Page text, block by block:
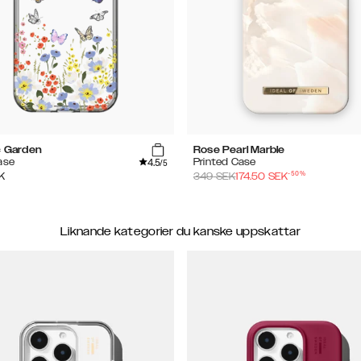
4.5/5
Rose Pearl Marble
Printed Case
349SEK174.50 SEK-50%
Liknande kategorier du kanske uppskattar